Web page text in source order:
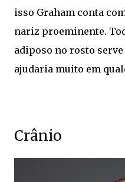
isso Graham conta
nariz proeminente.
adiposo no rosto
ajudaria muito em
Crânio